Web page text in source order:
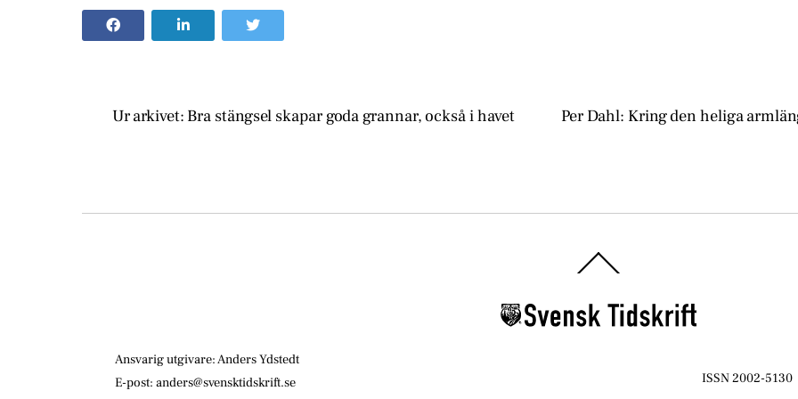
Ur arkivet: Bra stängsel skapar goda grannar, också i havet Per Dahl: Kring den heliga
To
Ansvarig utgivare: Anders Ydstedt
E-post: anders@svensktidskrift.se
ISSN 2002-5130